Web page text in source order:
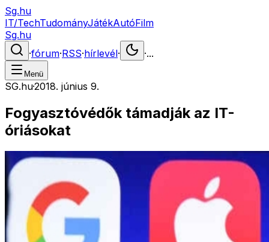
Sg.hu
IT/TechTudományJátékAutóFilm
Sg.hu
·fórum·RSS·hírlevél· ·...
Menü
SG.hu·2018. június 9.
Fogyasztóvédők támadják az IT-
óriásokat